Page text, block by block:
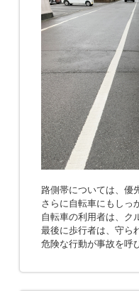
路側帯については、優
さらに自転車にもしっ
自転車の利用者は、ク
最後に歩行者は、守ら
危険な行動が事故を呼